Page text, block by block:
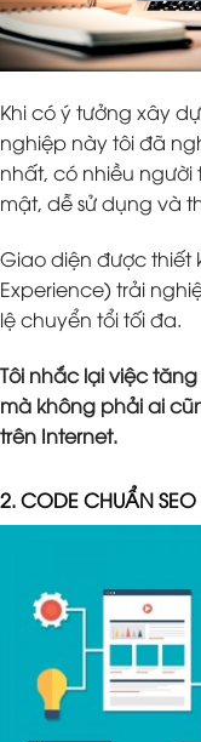
Khi có ý tưởng xây
nghiệp này tôi đã
nhất, có nhiều người
mật, dễ sử dụng và
Giao diện được thiết
Experience) trải
lệ chuyển tổi tối đa.
Tôi nhắc lại việc
mà không phải ai
trên Internet.
2. CODE CHUẨN SEO